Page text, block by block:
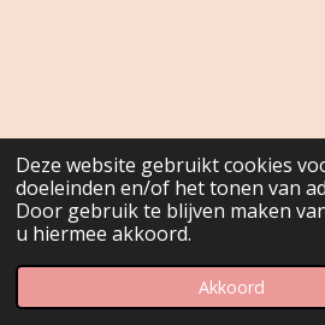
Deze website gebruikt cookies
doeleinden en/of het tonen van
Door gebruik te blijven maken
u hiermee akkoord.
Akkoord
Telefoonnummer